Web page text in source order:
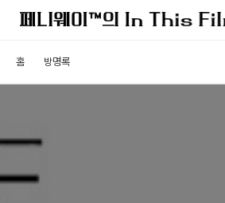
홈 방명록